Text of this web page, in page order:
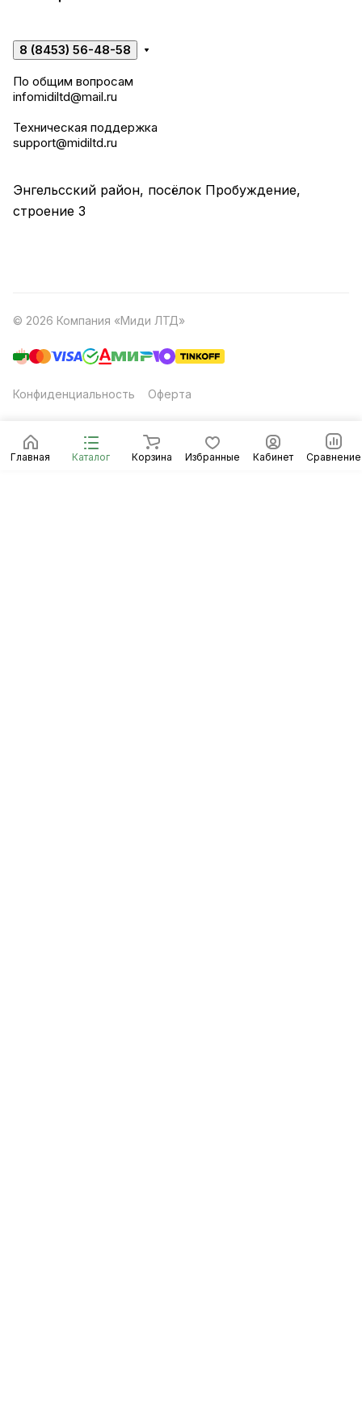
Главная Каталог Корзина Избранные Кабинет Сравнение
8 (8453) 56-48-58
По общим вопросам
infomidiltd@mail.ru
Техническая поддержка
support@midiltd.ru
Энгельсский район, посёлок Пробуждение,
строение 3
© 2026 Компания «Миди ЛТД»
Конфиденциальность Оферта